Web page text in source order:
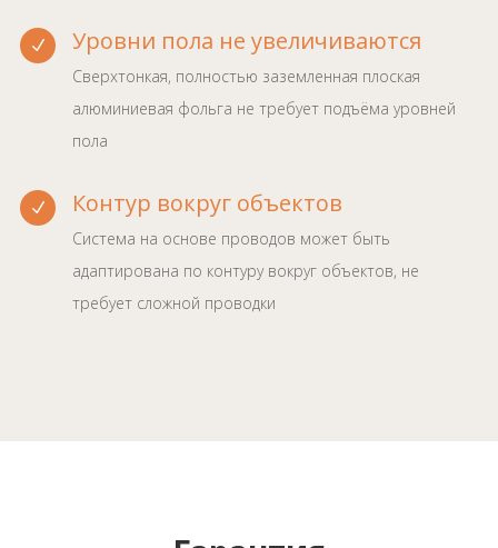
N Уровни пола не увеличиваются
Сверхтонкая, полностью заземленная плоская
алюминиевая фольга не требует подъёма уровней
пола
N Контур вокруг объектов
Система на основе проводов может быть
адаптирована по контуру вокруг объектов, не
требует сложной проводки